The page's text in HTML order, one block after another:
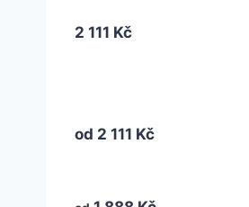
2 111 Kč
od 2 111 Kč